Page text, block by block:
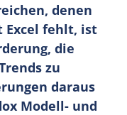
denen
Excel fehlt, ist
die
zu
daraus
Modell- und